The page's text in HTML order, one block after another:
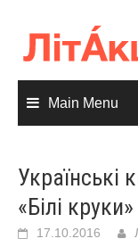
content
Main Menu
Українські
«Білі круки»
17.10.2016